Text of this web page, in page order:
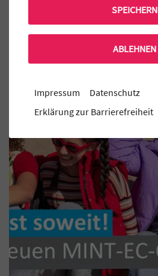
SPEICHERN
ABLEHNEN
Impressum
Datenschutz
Erklärung zur Barrierefreiheit